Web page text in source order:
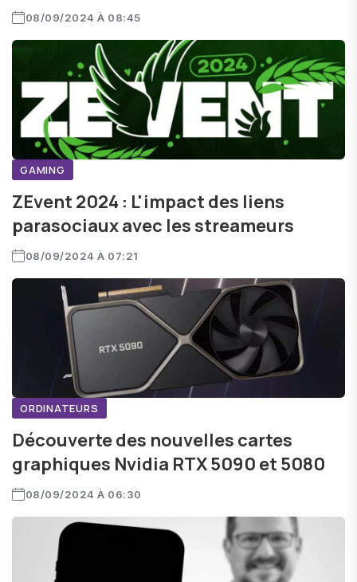
08/09/2024 À 08:45
GAMING
ZEvent 2024 : L'impact des liens
parasociaux avec les streameurs
08/09/2024 À 07:21
ORDINATEURS
Découverte des nouvelles cartes
graphiques Nvidia RTX 5090 et 5080
08/09/2024 À 06:30